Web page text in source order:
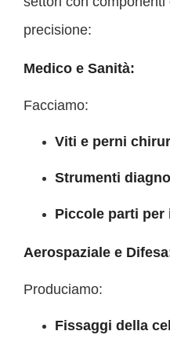
precisione:
Medico e Sanità:
Facciamo:
Viti e perni
Strumenti
Piccole parti per
Aerospaziale e
Produciamo:
Fissaggi della